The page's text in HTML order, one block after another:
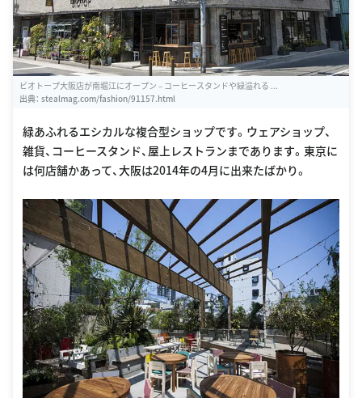
ビオトープ大阪店が南堀江にオープン – コーヒースタンドや緑溢れる ...
出典： stealmag.com/fashion/91157.html
緑あふれるエシカルな複合型ショップです。ウェアショップ、
雑貨、コーヒースタンド、屋上レストランまであります。東京に
は何店舗かあって、大阪は2014年の4月に出来たばかり。